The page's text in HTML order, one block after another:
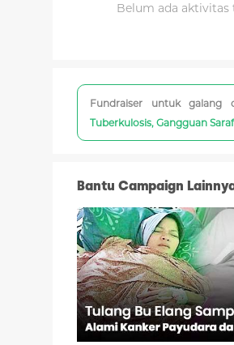
Belum ada aktivitas
Fundraiser untuk galang
Tuberkulosis, Gangguan
Bantu Campaign